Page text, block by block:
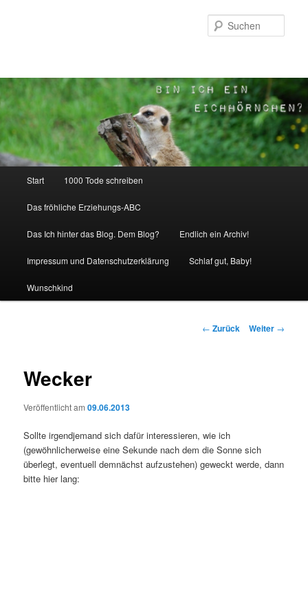
Start 1000 Tode schreiben
Das fröhliche Erziehungs-ABC
Das Ich hinter das Blog. Dem Blog? Endlich ein Archiv!
Impressum und Datenschutzerklärung Schlaf gut, Baby!
Wunschkind
Beitrags-
← Zurück Weiter →
Wecker
Veröffentlicht am09.06.2013
Sollte irgendjemand sich dafür interessieren, wie ich
(gewöhnlicherweise eine Sekunde nach dem die Sonne sich
überlegt, eventuell demnächst aufzustehen) geweckt werde, dann
bitte hier lang: